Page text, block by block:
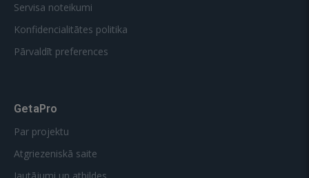
Servisa noteikumi
Konfidencialitātes politika
Pārvaldīt preferences
GetaPro
Par projektu
Atgriezeniskā saite